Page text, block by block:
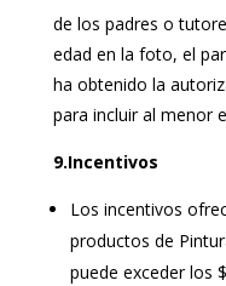
de los padres o
edad en la foto, el
ha obtenido la
para incluir al menor
9.Incentivos
Los incentivos
productos de
puede exceder los